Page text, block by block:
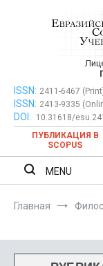
Евразийский
ISSN: 2411-6467
ISSN: 2413-9335
DOI:
10.31618/
ПУБЛИКАЦИЯ В
SCOPUS
MENU
Главная